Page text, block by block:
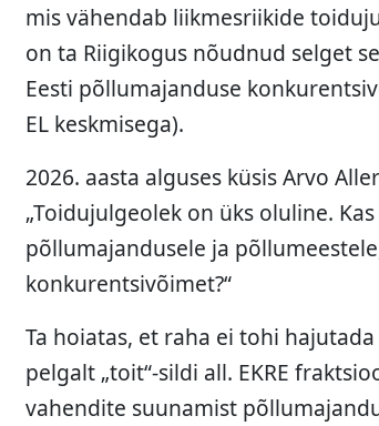
mis vähendab liikmesriikide
on ta Riigikogus nõudnud selget
Eesti põllumajanduse
EL keskmisega).
2026. aasta alguses küsis Arvo
„Toidujulgeolek on üks oluline.
põllumajandusele ja
konkurentsivõimet?“
Ta hoiatas, et raha ei tohi
pelgalt „toit“-sildi all. EKRE
vahendite suunamist